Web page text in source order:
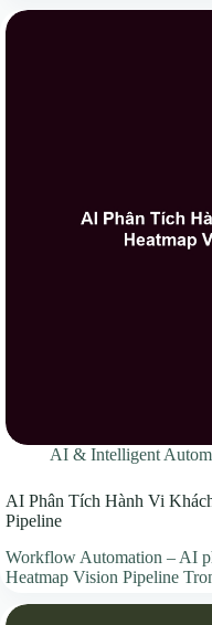
AI & Intelligent
AI Phân Tích Hành Vi
Pipeline
Workflow Automation – AI
Heatmap Vision Pipeline